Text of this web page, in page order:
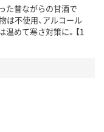
た昔ながらの甘酒で
は不使用、アルコール
温めて寒さ対策に。【1